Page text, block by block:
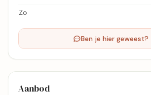
Zo
Ben je hier geweest?
Aanbod